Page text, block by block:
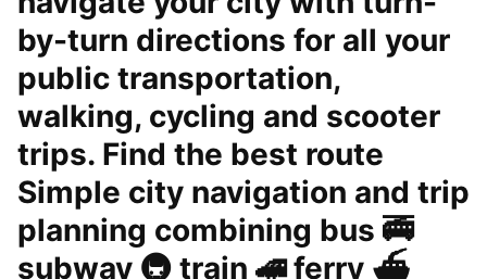
by-turn directions for all your
public transportation,
walking, cycling and scooter
trips. Find the best route
Simple city navigation and trip
planning combining bus 🚎
subway 🚇 train 🚄 ferry ⛴